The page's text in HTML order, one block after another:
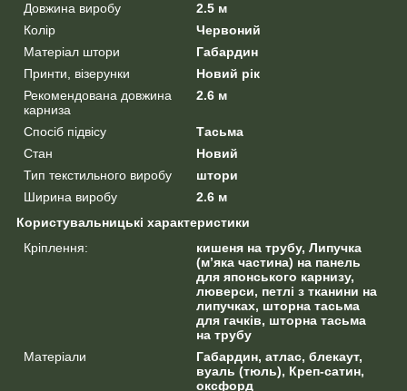
Довжина виробу
2.5 м
Колір
Червоний
Матеріал штори
Габардин
Принти, візерунки
Новий рік
Рекомендована довжина
карниза
2.6 м
Спосіб підвісу
Тасьма
Стан
Новий
Тип текстильного виробу
штори
Ширина виробу
2.6 м
Користувальницькі характеристики
Кріплення:
кишеня на трубу, Липучка
(м’яка частина) на панель
для японського карнизу,
люверси, петлі з тканини на
липучках, шторна тасьма
для гачків, шторна тасьма
на трубу
Матеріали
Габардин, атлас, блекаут,
вуаль (тюль), Креп-сатин,
оксфорд